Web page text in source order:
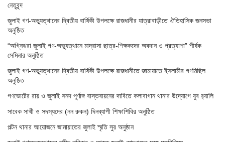
নেতৃবৃন্দ
জুলাই গণ-অভ্যুত্থানের দ্বিতীয় বার্ষিকী উপলক্ষে রাজধানীর যাত্রাবাড়ীতে ঐতিহাসিক জনসভা
অনুষ্ঠিত
“অগ্নিঝরা জুলাই গণ-অভ্যুত্থানে মাদ্রাসা ছাত্র-শিক্ষকদের অবদান ও প্রত্যাশা” শীর্ষক
সেমিনার অনুষ্ঠিত
জুলাই গণ-অভ্যুত্থানের দ্বিতীয় বার্ষিকী উপলক্ষে রাজধানীতে জামায়াতে ইসলামীর গণমিছিল
অনুষ্ঠিত
গণভোটের রায় ও জুলাই সনদ পূর্ণাঙ্গ বাস্তবায়নের দাবিতে কলাবাগান থানার উদ্যোগে যুব র‌্যালি
সাবেক সাথী ও সদস্যদের (নন রুকন) দিনব্যাপী শিক্ষাশিবির অনুষ্ঠিত
পল্টন থানার আয়োজনে জামায়াতের জুলাই স্মৃতি সুর অনুষ্ঠান